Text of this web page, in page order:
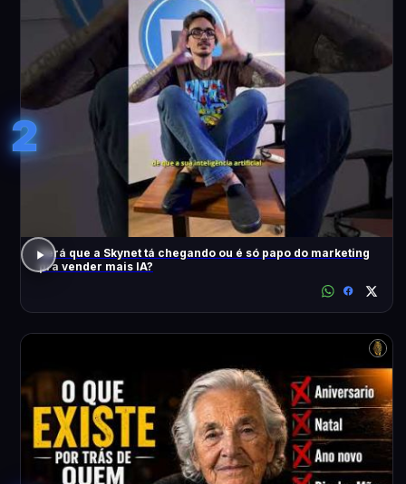
2
Será que a Skynet tá chegando ou é só papo do marketing
pra vender mais IA?